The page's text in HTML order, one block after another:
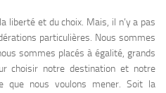
liberté et du choix. Mais, il n’y a pas
particulières. Nous sommes
sommes placés à égalité, grands
choisir notre destination et notre
que nous voulons mener. Soit la